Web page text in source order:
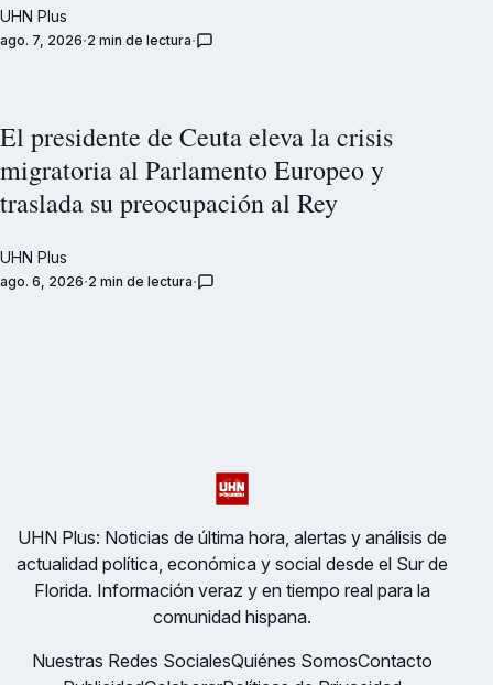
UHN Plus
ago. 7, 2026 2 min de lectura
El presidente de Ceuta eleva la crisis
migratoria al Parlamento Europeo y
traslada su preocupación al Rey
UHN Plus
ago. 6, 2026 2 min de lectura
UHN Plus: Noticias de última hora, alertas y análisis de
actualidad política, económica y social desde el Sur de
Florida. Información veraz y en tiempo real para la
comunidad hispana.
Nuestras Redes SocialesQuiénes SomosContacto